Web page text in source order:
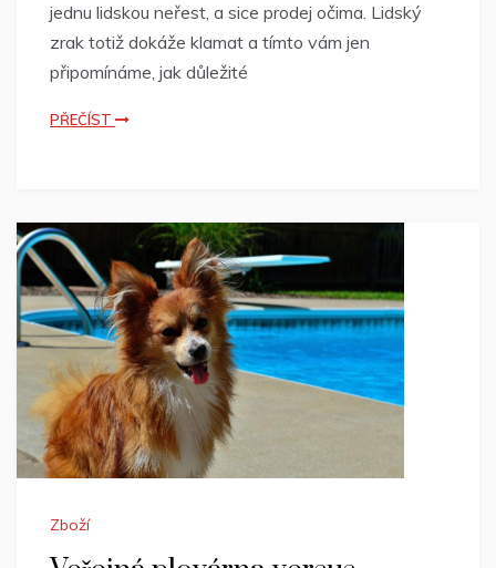
jednu lidskou neřest, a sice prodej očima. Lidský
zrak totiž dokáže klamat a tímto vám jen
připomínáme, jak důležité
PŘEČÍST
Zboží